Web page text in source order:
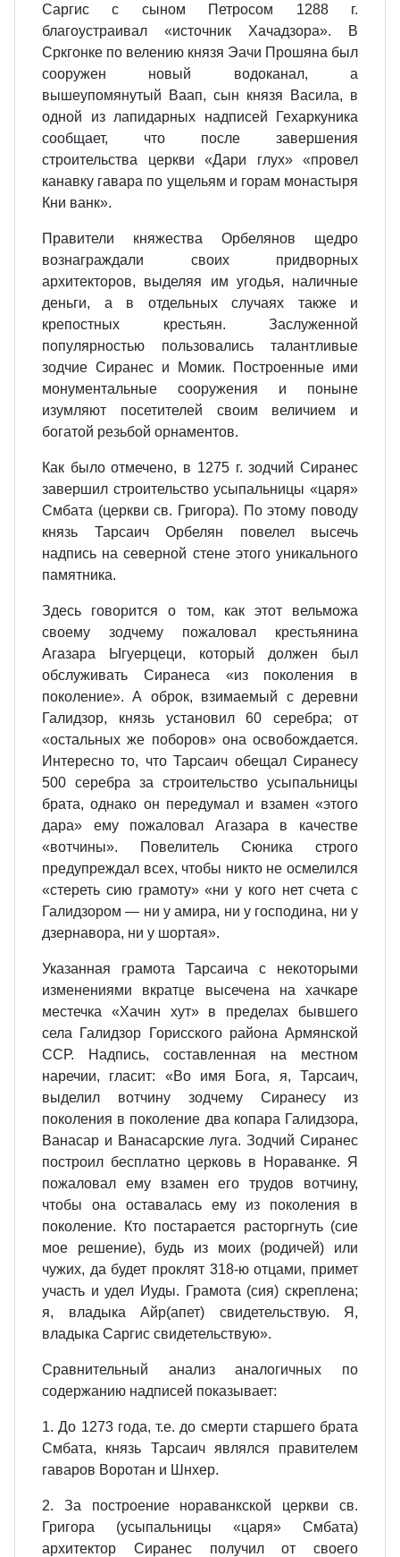
Саргис с сыном Петросом 1288 г.
благоустраивал «источник Хачадзора». В
Сркгонке по велению князя Эачи Прошяна был
сооружен новый водоканал, а
вышеупомянутый Ваап, сын князя Васила, в
одной из лапидарных надписей Гехаркуника
сообщает, что после завершения
строительства церкви «Дари глух» «провел
канавку гавара по ущельям и горам монастыря
Кни ванк».
Правители княжества Орбелянов щедро
вознаграждали своих придворных
архитекторов, выделяя им угодья, наличные
деньги, а в отдельных случаях также и
крепостных крестьян. Заслуженной
популярностью пользовались талантливые
зодчие Сиранес и Момик. Построенные ими
монументальные сооружения и поныне
изумляют посетителей своим величием и
богатой резьбой орнаментов.
Как было отмечено, в 1275 г. зодчий Сиранес
завершил строительство усыпальницы «царя»
Смбата (церкви св. Григора). По этому поводу
князь Тарсаич Орбелян повелел высечь
надпись на северной стене этого уникального
памятника.
Здесь говорится о том, как этот вельможа
своему зодчему пожаловал крестьянина
Агазара Ыгуерцеци, который должен был
обслуживать Сиранеса «из поколения в
поколение». А оброк, взимаемый с деревни
Галидзор, князь установил 60 серебра; от
«остальных же поборов» она освобождается.
Интересно то, что Тарсаич обещал Сиранесу
500 серебра за строительство усыпальницы
брата, однако он передумал и взамен «этого
дара» ему пожаловал Агазара в качестве
«вотчины». Повелитель Сюника строго
предупреждал всех, чтобы никто не осмелился
«стереть сию грамоту» «ни у кого нет счета с
Галидзором — ни у амира, ни у господина, ни у
дзернавора, ни у шортая».
Указанная грамота Тарсаича с некоторыми
изменениями вкратце высечена на хачкаре
местечка «Хачин хут» в пределах бывшего
села Галидзор Горисского района Армянской
ССР. Надпись, составленная на местном
наречии, гласит: «Во имя Бога, я, Тарсаич,
выделил вотчину зодчему Сиранесу из
поколения в поколение два копара Галидзора,
Ванасар и Ванасарские луга. Зодчий Сиранес
построил бесплатно церковь в Нораванке. Я
пожаловал ему взамен его трудов вотчину,
чтобы она оставалась ему из поколения в
поколение. Кто постарается расторгнуть (сие
мое решение), будь из моих (родичей) или
чужих, да будет проклят 318-ю отцами, примет
участь и удел Иуды. Грамота (сия) скреплена;
я, владыка Айр(апет) свидетельствую. Я,
владыка Саргис свидетельствую».
Сравнительный анализ аналогичных по
содержанию надписей показывает:
1. До 1273 года, т.е. до смерти старшего брата
Смбата, князь Тарсаич являлся правителем
гаваров Воротан и Шнхер.
2. За построение нораванкской церкви св.
Григора (усыпальницы «царя» Смбата)
архитектор Сиранес получил от своего